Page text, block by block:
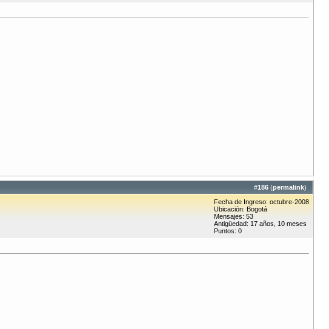
#186 (permalink)
Fecha de Ingreso: octubre-2008
Ubicación: Bogotá
Mensajes: 53
Antigüedad: 17 años, 10 meses
Puntos: 0